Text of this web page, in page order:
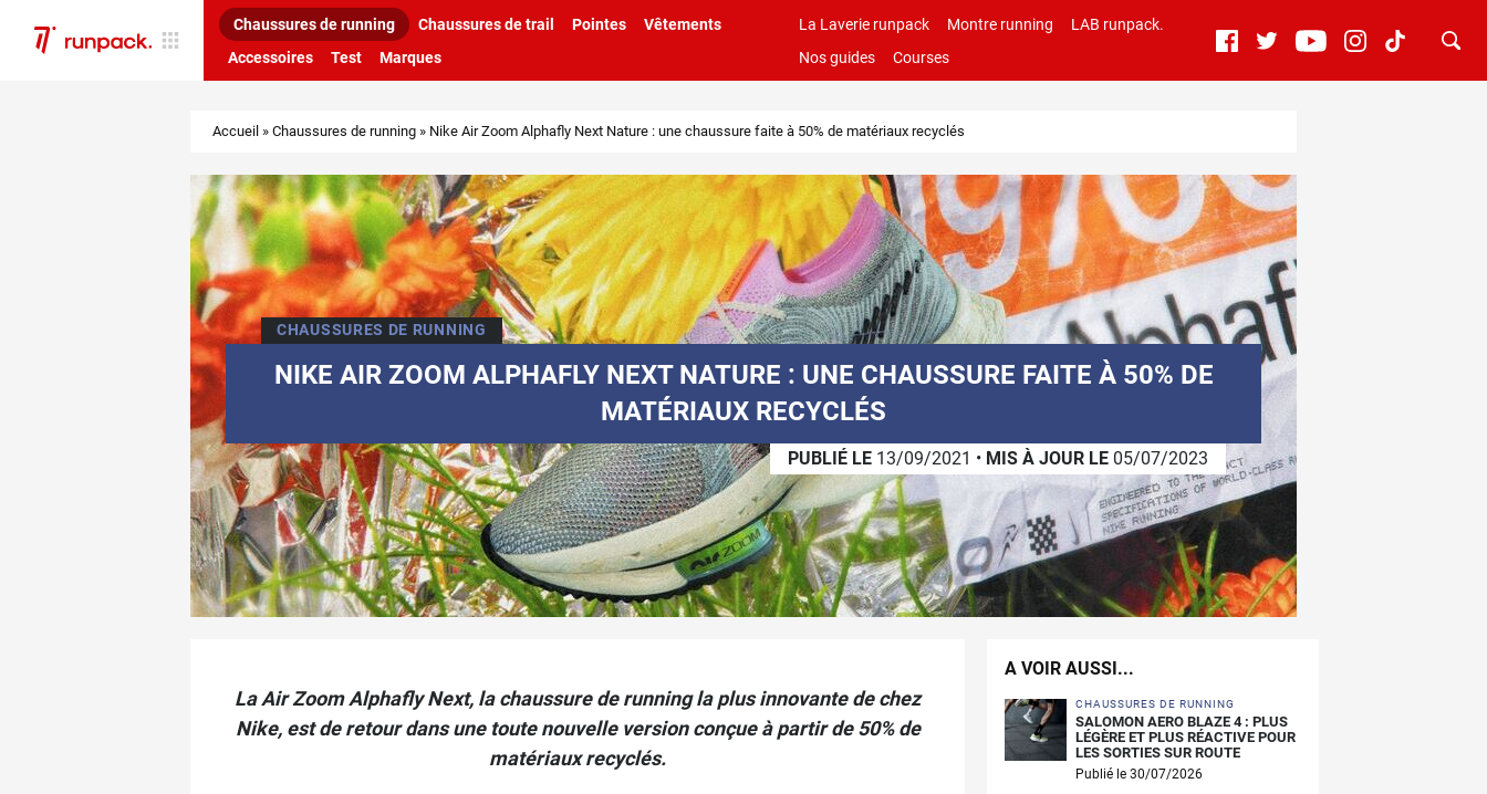
Chaussures de running Chaussures de trail Pointes
Vêtements
Accessoires
Test Marques
La Laverie runpack Montre running
LAB runpack.
Nos guides
Courses
Accueil » Chaussures de running » Nike Air Zoom Alphafly Next Nature : une chaussure faite à 50% de matériaux recyclés
CHAUSSURES DE RUNNING
NIKE AIR ZOOM ALPHAFLY NEXT NATURE : UNE CHAUSSURE FAITE À 50% DE
MATÉRIAUX RECYCLÉS
PUBLIÉ LE 13/09/2021 • MIS À JOUR LE 05/07/2023
La Air Zoom Alphafly Next, la chaussure de running la plus innovante de chez
Nike, est de retour dans une toute nouvelle version conçue à partir de 50% de
matériaux recyclés.
A VOIR AUSSI...
CHAUSSURES DE RUNNING
SALOMON AERO BLAZE 4 : PLUS
LÉGÈRE ET PLUS RÉACTIVE POUR
LES SORTIES SUR ROUTE
Publié le 30/07/2026